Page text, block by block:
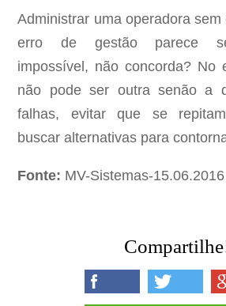
Administrar uma operadora
erro de gestão parece
impossível, não concorda? No
não pode ser outra senão a
falhas, evitar que se
buscar alternativas para
Fonte: MV-Sistemas-15.06.2016